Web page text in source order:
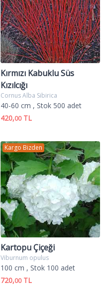
Kırmızı Kabuklu Süs
Kızılcığı
Cornus Alba Sibirica
40-60 cm , Stok 500 adet
420,00TL
Kargo Bizden
Kartopu Çiçeği
Viburnum opulus
100 cm , Stok 100 adet
720,00TL